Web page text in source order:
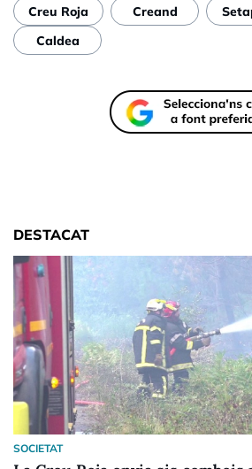
Creu Roja
Creand
Caldea
DESTACAT
SOCIETAT